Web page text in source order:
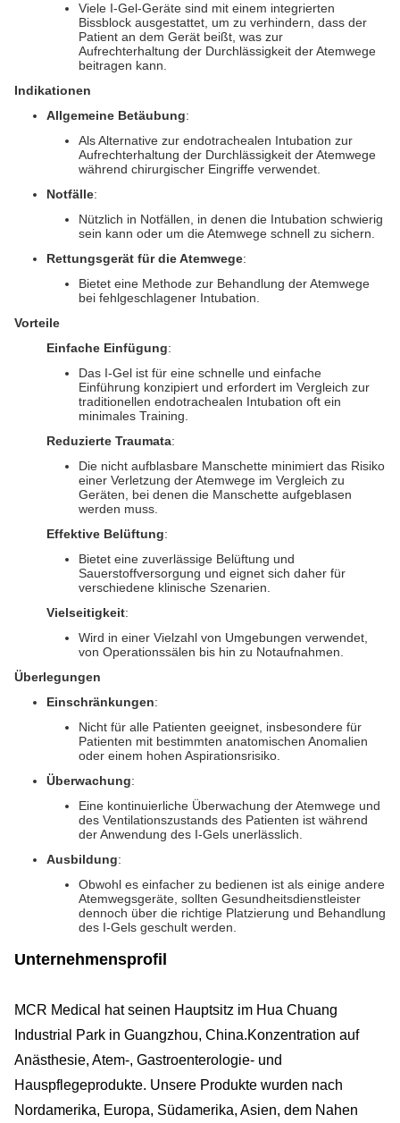
Viele I-Gel-Geräte sind mit einem integrierten
Bissblock ausgestattet, um zu verhindern, dass der
Patient an dem Gerät beißt, was zur
Aufrechterhaltung der Durchlässigkeit der Atemwege
beitragen kann.
Indikationen
Allgemeine Betäubung:
Als Alternative zur endotrachealen Intubation zur
Aufrechterhaltung der Durchlässigkeit der Atemwege
während chirurgischer Eingriffe verwendet.
Notfälle:
Nützlich in Notfällen, in denen die Intubation schwierig
sein kann oder um die Atemwege schnell zu sichern.
Rettungsgerät für die Atemwege:
Bietet eine Methode zur Behandlung der Atemwege
bei fehlgeschlagener Intubation.
Vorteile
Einfache Einfügung:
Das I-Gel ist für eine schnelle und einfache
Einführung konzipiert und erfordert im Vergleich zur
traditionellen endotrachealen Intubation oft ein
minimales Training.
Reduzierte Traumata:
Die nicht aufblasbare Manschette minimiert das Risiko
einer Verletzung der Atemwege im Vergleich zu
Geräten, bei denen die Manschette aufgeblasen
werden muss.
Effektive Belüftung:
Bietet eine zuverlässige Belüftung und
Sauerstoffversorgung und eignet sich daher für
verschiedene klinische Szenarien.
Vielseitigkeit:
Wird in einer Vielzahl von Umgebungen verwendet,
von Operationssälen bis hin zu Notaufnahmen.
Überlegungen
Einschränkungen:
Nicht für alle Patienten geeignet, insbesondere für
Patienten mit bestimmten anatomischen Anomalien
oder einem hohen Aspirationsrisiko.
Überwachung:
Eine kontinuierliche Überwachung der Atemwege und
des Ventilationszustands des Patienten ist während
der Anwendung des I-Gels unerlässlich.
Ausbildung:
Obwohl es einfacher zu bedienen ist als einige andere
Atemwegsgeräte, sollten Gesundheitsdienstleister
dennoch über die richtige Platzierung und Behandlung
des I-Gels geschult werden.
Unternehmensprofil
MCR Medical hat seinen Hauptsitz im Hua Chuang
Industrial Park in Guangzhou, China.Konzentration auf
Anästhesie, Atem-, Gastroenterologie- und
Hauspflegeprodukte. Unsere Produkte wurden nach
Nordamerika, Europa, Südamerika, Asien, dem Nahen